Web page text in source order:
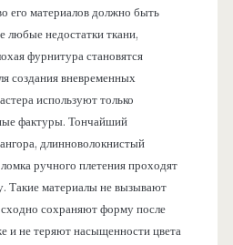
его материалов должно быть
любые недостатки ткани,
фурнитура становятся
создания вневременных
используют только
фактуры. Тончайший
длинноволокнистый
ручного плетения проходят
Такие материалы не вызывают
сохраняют форму после
и не теряют насыщенности цвета